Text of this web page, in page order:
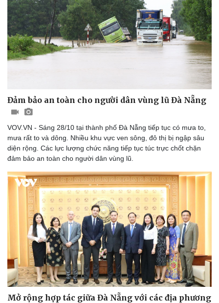
Thể thao
Bóng đá
Lịch thi đấu bóng đá
Thế giới thể thao
eSports
Ô tô - Xe máy
Ô tô
Xe máy
Tư vấn
Đảm bảo an toàn cho người dân vùng lũ Đà Nẵng
VOV.VN - Sáng 28/10 tại thành phố Đà Nẵng tiếp tục có mưa to,
mưa rất to và dông. Nhiều khu vực ven sông, đô thị bị ngập sâu
diện rộng. Các lực lượng chức năng tiếp tục túc trực chốt chặn
đảm bảo an toàn cho người dân vùng lũ.
Mở rộng hợp tác giữa Đà Nẵng với các địa phương